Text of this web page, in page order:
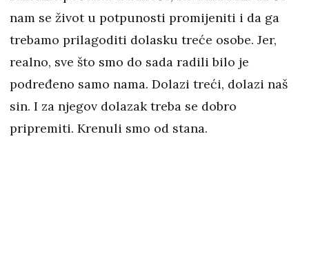
nam se život u potpunosti promijeniti i da ga
trebamo prilagoditi dolasku treće osobe. Jer,
realno, sve što smo do sada radili bilo je
podređeno samo nama. Dolazi treći, dolazi naš
sin. I za njegov dolazak treba se dobro
pripremiti. Krenuli smo od stana.